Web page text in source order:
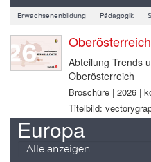
Erwachsenenbildung Pädagogik
Abteilung Trends
Oberösterreich
Broschüre | 2026 |
Titelbild:
Europa
Alle anzeigen